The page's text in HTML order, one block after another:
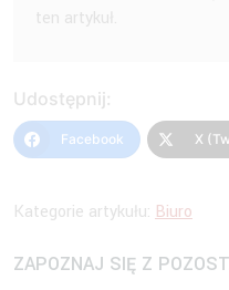
ten artykuł.
Udostępnij:
Facebook X
Kategorie artykułu: Biuro
ZAPOZNAJ SIĘ Z